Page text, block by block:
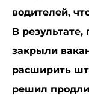
водителей,
В
закрыли
расширить
решил